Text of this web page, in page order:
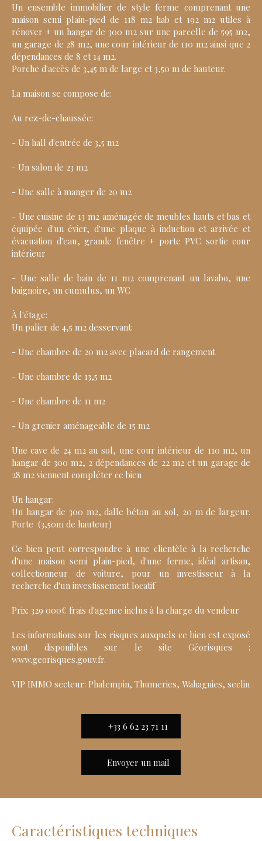
Un ensemble immobilier de style ferme comprenant une
maison semi plain-pied de 118 m2 hab et 192 m2 utiles à
rénover + un hangar de 300 m2 sur une parcelle de 595 m2,
un garage de 28 m2, une cour intérieur de 110 m2 ainsi que 2
dépendances de 8 et 14 m2.
Porche d'accès de 3,45 m de large et 3,50 m de hauteur.
La maison se compose de:
Au rez-de-chaussée:
- Un hall d'entrée de 3,5 m2
- Un salon de 23 m2
- Une salle à manger de 20 m2
- Une cuisine de 13 m2 aménagée de meubles hauts et bas et
équipée d'un évier, d'une plaque à induction et arrivée et
évacuation d'eau, grande fenêtre + porte PVC sortie cour
intérieur
- Une salle de bain de 11 m2 comprenant un lavabo, une
baignoire, un cumulus, un WC
À l'étage:
Un palier de 4,5 m2 desservant:
- Une chambre de 20 m2 avec placard de rangement
- Une chambre de 13,5 m2
- Une chambre de 11 m2
- Un grenier aménageable de 15 m2
Une cave de 24 m2 au sol, une cour intérieur de 110 m2, un
hangar de 300 m2, 2 dépendances de 22 m2 et un garage de
28 m2 viennent compléter ce bien
Un hangar:
Un hangar de 300 m2, dalle béton au sol, 20 m de largeur.
Porte (3,50m de hauteur)
Ce bien peut correspondre à une clientèle à la recherche
d'une maison semi plain-pied, d'une ferme, idéal artisan,
collectionneur de voiture, pour un investisseur à la
recherche d'un investissement locatif
Prix: 329 000€ frais d'agence inclus à la charge du vendeur
Les informations sur les risques auxquels ce bien est exposé
sont disponibles sur le site Géorisques :
www.georisques.gouv.fr.
VIP IMMO secteur: Phalempin, Thumeries, Wahagnies, seclin
+33 6 62 23 71 11
Envoyer un mail
Caractéristiques techniques